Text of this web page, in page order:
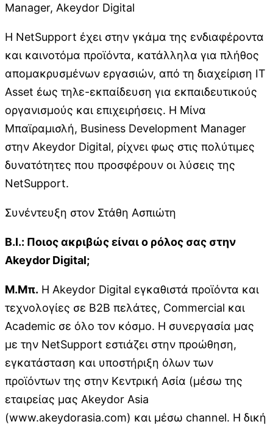
Manager, Akeydor Digital
H NetSupport έχει στην γκάμα της ενδιαφέροντα
και καινοτόμα προϊόντα, κατάλληλα για πλήθος
απομακρυσμένων εργασιών, από τη διαχείριση IT
Asset έως τηλε-εκπαίδευση για εκπαιδευτικούς
οργανισμούς και επιχειρήσεις. Η Μίνα
Μπαϊραμισλή, Business Development Manager
στην Akeydor Digital, ρίχνει φως στις πολύτιμες
δυνατότητες που προσφέρουν οι λύσεις της
NetSupport.
Συνέντευξη στον Στάθη Ασπιώτη
B.I.: Ποιος ακριβώς είναι ο ρόλος σας στην
Akeydor Digital;
Μ.Μπ. Η Akeydor Digital εγκαθιστά προϊόντα και
τεχνολογίες σε B2B πελάτες, Commercial και
Academic σε όλο τον κόσμο. Η συνεργασία μας
με την NetSupport εστιάζει στην προώθηση,
εγκατάσταση και υποστήριξη όλων των
προϊόντων της στην Κεντρική Ασία (μέσω της
εταιρείας μας Akeydor Asia
(www.akeydorasia.com) και μέσω channel. Η δική